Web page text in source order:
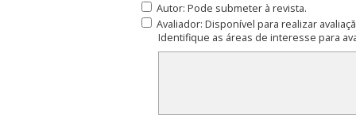
Autor: Pode submeter à revista.
Avaliador: Disponível para realizar
Identifique as áreas de interesse para